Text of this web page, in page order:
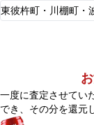
東彼杵町・川棚町・
一度に査定させてい
でき、 その分を還元